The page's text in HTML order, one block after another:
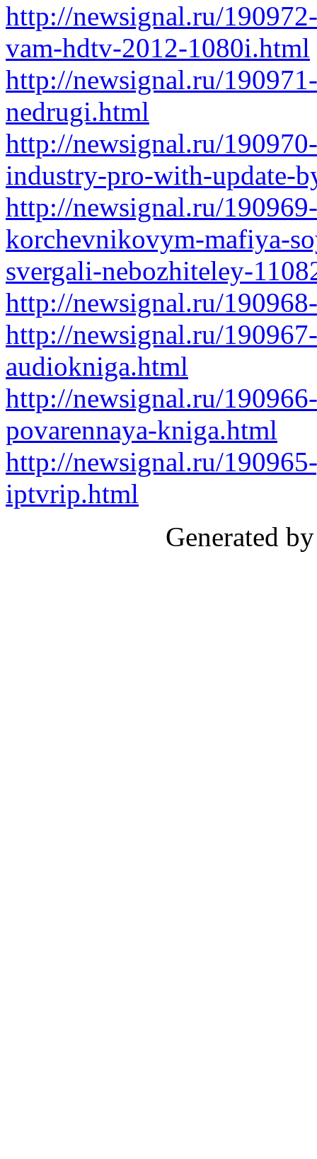
http://newsignal.ru/
vam-hdtv-2012-1080i.html
http://newsignal.ru/
nedrugi.html
http://newsignal.ru/
industry-pro-with-update-
http://newsignal.ru/
korchevnikovym-mafiya-
svergali-nebozhiteley-
http://newsignal.ru/
http://newsignal.ru/
audiokniga.html
http://newsignal.ru/
povarennaya-kniga.html
http://newsignal.ru/
iptvrip.html
Generated